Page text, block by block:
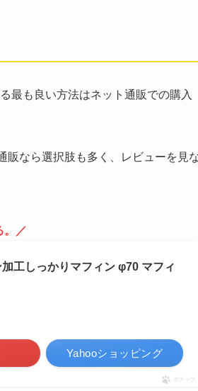
最も良い方法はネット通販での購入
販なら選択肢も多く、レビューを見
。／
工しっかりマフィン φ70 マフィ
Yahooショッピング
ポチップ